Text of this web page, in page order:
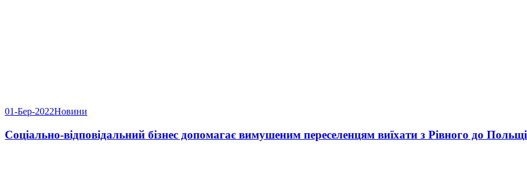
01-Бер-2022Новини
Соціально-відповідальний бізнес допомагає вимушеним переселенцям виїхати з Рівного до Польщі